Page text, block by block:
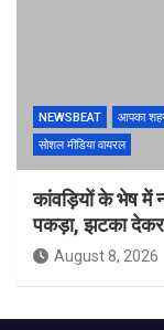
NEWSBEAT आपका
सोशल मीडिया वायरल
कांवड़ियों के भेष में
पकड़ा, झटका
August 8, 2026